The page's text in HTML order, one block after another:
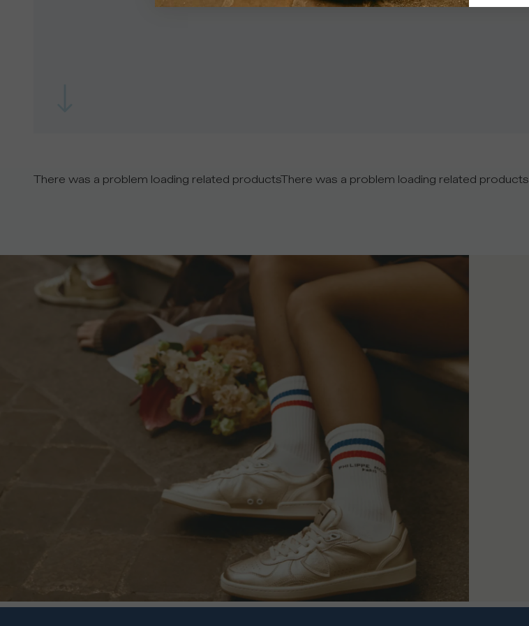
There was a problem loading related productsThere was a problem loading related products